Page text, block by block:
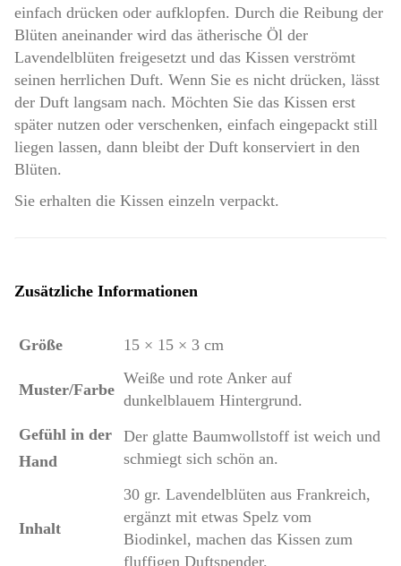
einfach drücken oder aufklopfen. Durch die Reibung der
Blüten aneinander wird das ätherische Öl der
Lavendelblüten freigesetzt und das Kissen verströmt
seinen herrlichen Duft. Wenn Sie es nicht drücken, lässt
der Duft langsam nach. Möchten Sie das Kissen erst
später nutzen oder verschenken, einfach eingepackt still
liegen lassen, dann bleibt der Duft konserviert in den
Blüten.
Sie erhalten die Kissen einzeln verpackt.
Zusätzliche Informationen
Größe 15 × 15 × 3 cm
Muster/Farbe
Weiße und rote Anker auf
dunkelblauem Hintergrund.
Gefühl in der
Hand
Der glatte Baumwollstoff ist weich und
schmiegt sich schön an.
Inhalt
30 gr. Lavendelblüten aus Frankreich,
ergänzt mit etwas Spelz vom
Biodinkel, machen das Kissen zum
fluffigen Duftspender.